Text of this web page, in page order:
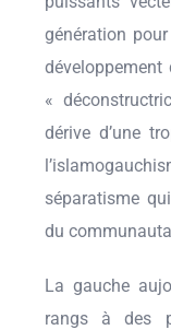
génération
développement
«
dérive d’une
séparatisme
du
La gauche
rangs à des